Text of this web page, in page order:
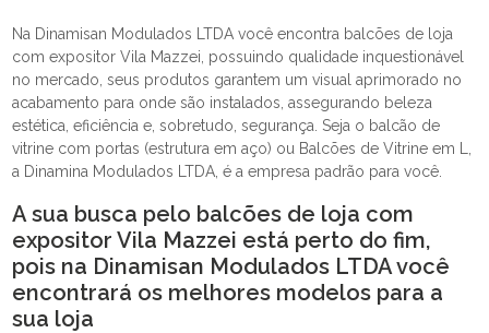
Na Dinamisan Modulados LTDA você encontra balcões de loja
com expositor Vila Mazzei, possuindo qualidade inquestionável
no mercado, seus produtos garantem um visual aprimorado no
acabamento para onde são instalados, assegurando beleza
estética, eficiência e, sobretudo, segurança. Seja o balcão de
vitrine com portas (estrutura em aço) ou Balcões de Vitrine em L,
a Dinamina Modulados LTDA, é a empresa padrão para você.
A sua busca pelo balcões de loja com
expositor Vila Mazzei está perto do fim,
pois na Dinamisan Modulados LTDA você
encontrará os melhores modelos para a
sua loja